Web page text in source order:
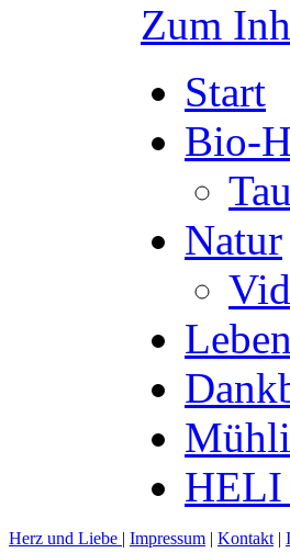
Zum
Start
Bio-
Natur
HELI
Herz und Liebe | Impressum | Kontakt |